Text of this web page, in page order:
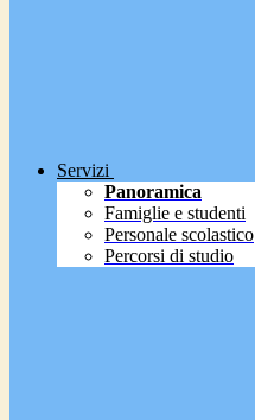
Servizi
Panoramica
Famiglie e studenti
Personale scolastico
Percorsi di studio